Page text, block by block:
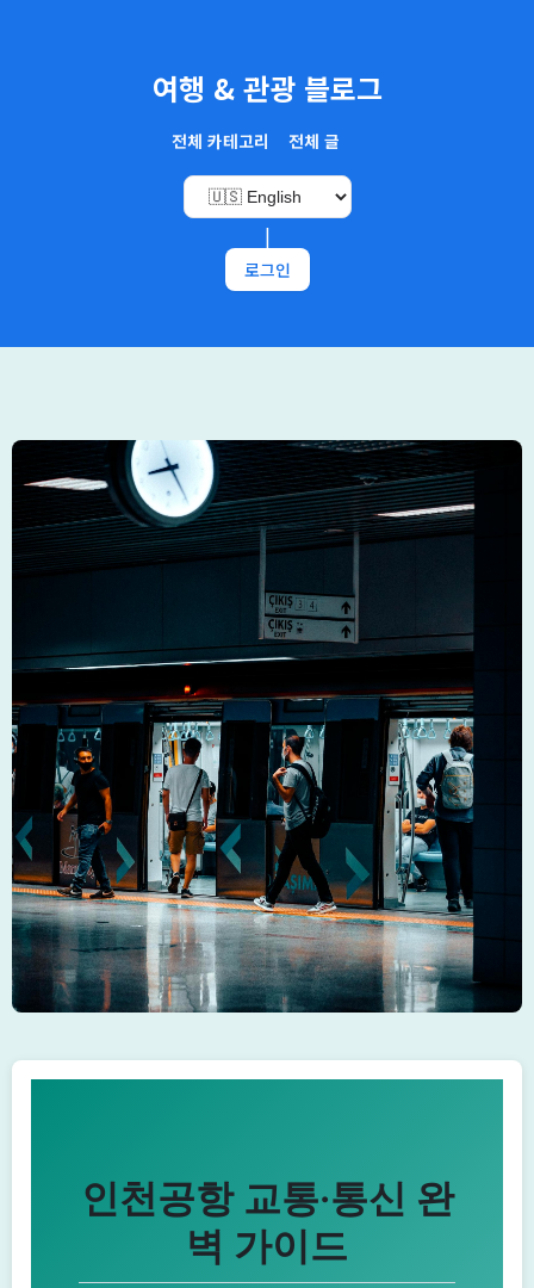
여행 & 관광 블로그
전체 카테고리 전체 글
|
로그인
인천공항 교통·통신 완
벽 가이드